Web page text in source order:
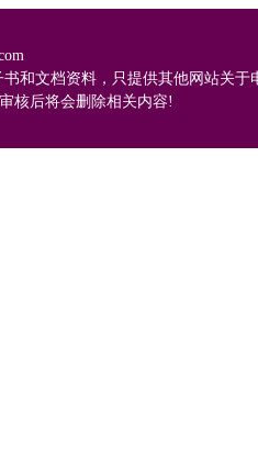
和文档资料，只提供其他网站关
核后将会删除相关内容!